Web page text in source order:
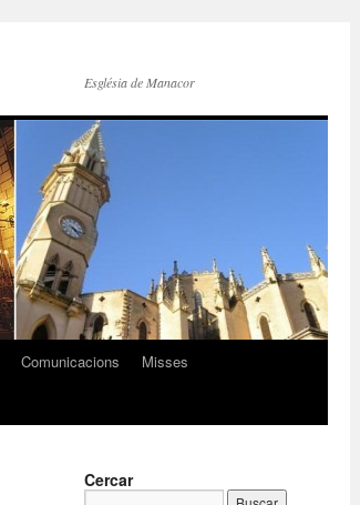
Església de Manacor
Comunicacions
Misses
Cercar